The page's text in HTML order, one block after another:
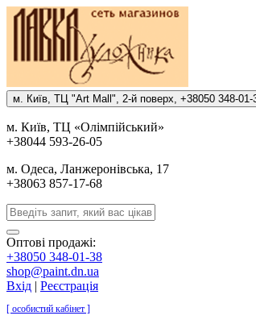
м. Киïв, ТЦ "Art Mall", 2-й поверх, +38050 348-01-
м. Киïв, ТЦ «Олiмпiйський»
+38044 593-26-05
м. Одеса, Ланжеронiвська, 17
+38063 857-17-68
Оптові продажі:
+38050 348-01-38
shop@paint.dn.ua
Вхід | Реєстрація
[ особистий кабінет ]